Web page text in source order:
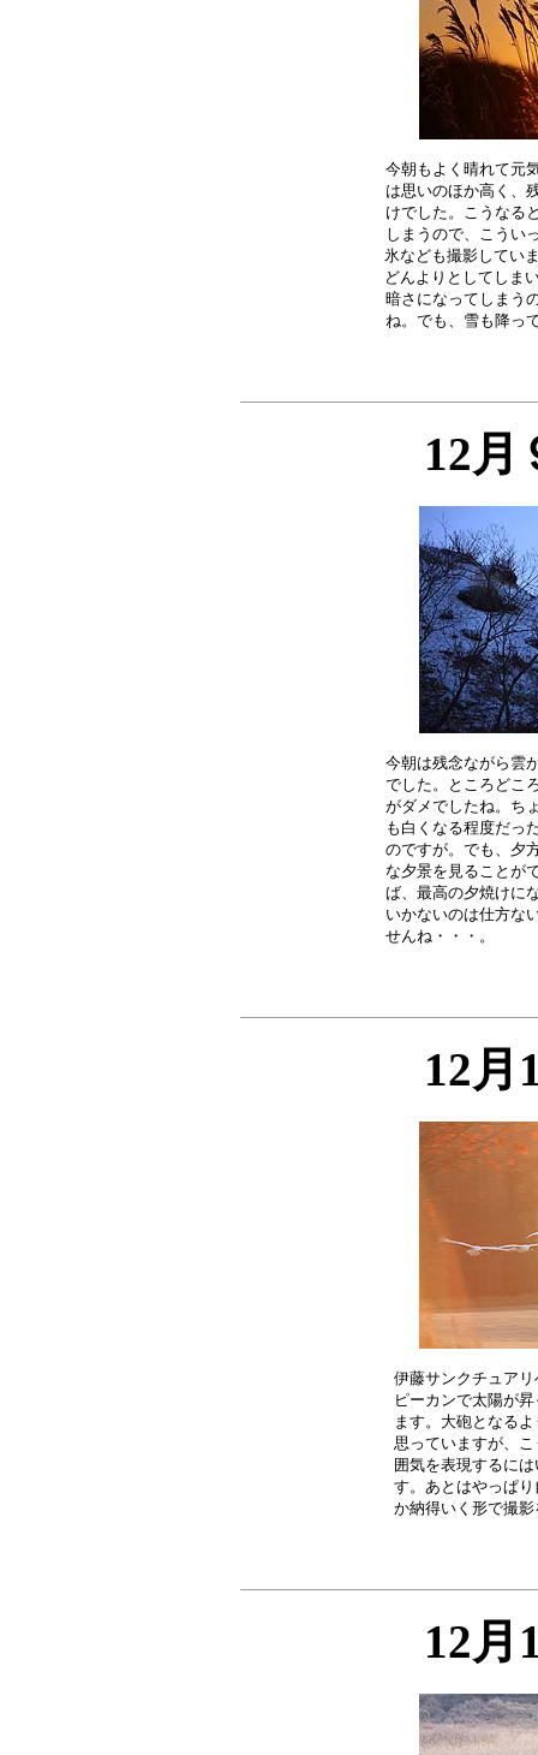
今朝もよく晴れて元
は思いのほか高く、
けでした。こうなる
しまうので、こうい
氷なども撮影してい
どんよりとしてしま
暗さになってしまう
12月
今朝は残念ながら雲
でした。ところどこ
がダメでしたね。ち
も白くなる程度だっ
のですが。でも、夕
な夕景を見ることが
ば、最高の夕焼けに
いかないのは仕方な
12月
伊藤サンクチュア
ピーカンで太陽が
ます。大砲となる
思っていますが、
囲気を表現するに
す。あとはやっぱ
12月